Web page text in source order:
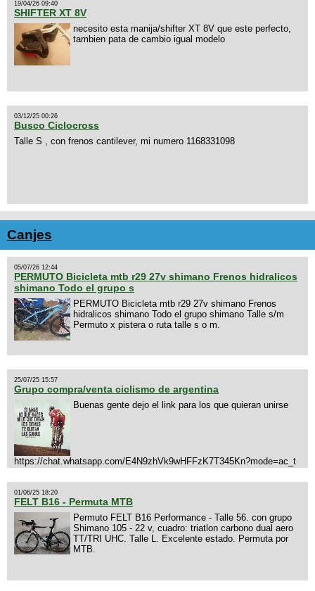
19/04/26 09:40
SHIFTER XT 8V
necesito esta manija/shifter XT 8V que este perfecto,
tambien pata de cambio igual modelo
03/12/25 00:26
Busco Ciclocross
Talle S , con frenos cantilever, mi numero 1168331098
Canjes
05/07/26 12:44
PERMUTO Bicicleta mtb r29 27v shimano Frenos hidralicos
shimano Todo el grupo s
PERMUTO Bicicleta mtb r29 27v shimano Frenos
hidralicos shimano Todo el grupo shimano Talle s/m
Permuto x pistera o ruta talle s o m.
25/07/25 15:57
Grupo compra/venta ciclismo de argentina
Buenas gente dejo el link para los que quieran unirse
https://chat.whatsapp.com/E4N9zhVk9wHFFzK7T345Kn?mode=ac_t
01/06/25 18:20
FELT B16 - Permuta MTB
Permuto FELT B16 Performance - Talle 56. con grupo
Shimano 105 - 22 v, cuadro: triatlon carbono dual aero
TT/TRI UHC. Talle L. Excelente estado. Permuta por
MTB.